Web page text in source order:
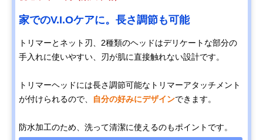
家でのV.I.Oケアに。長さ調節も可能
トリマーとネット刃、2種類のヘッドはデリケートな部分の
手入れに使いやすい、刃が肌に直接触れない設計です。
トリマーヘッドには長さ調節可能なトリマーアタッチメント
が付けられるので、
自分の好みにデザインできます。
防水加工のため、洗って清潔に使えるのもポイントです。